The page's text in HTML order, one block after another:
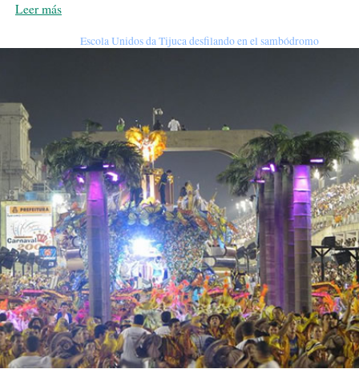
Leer más
Escola Unidos da Tijuca desfilando en el sambódromo